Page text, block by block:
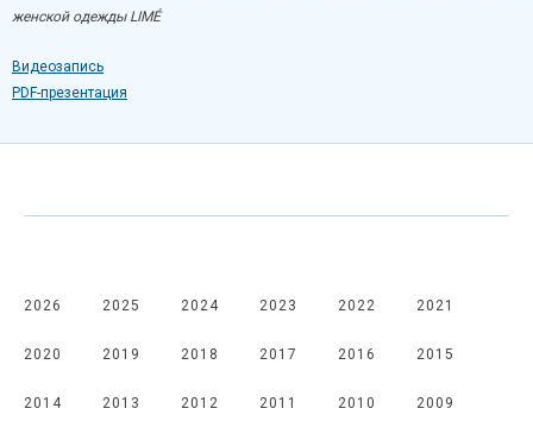
женской одежды LIMÉ
Видеозапись
PDF-презентация
2026 2025 2024 2023 2022 2021
2020 2019 2018 2017 2016 2015
2014 2013 2012 2011 2010 2009